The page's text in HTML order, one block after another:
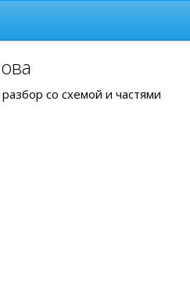
со схемой и частями